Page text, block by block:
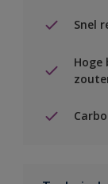
Snel
Hoge